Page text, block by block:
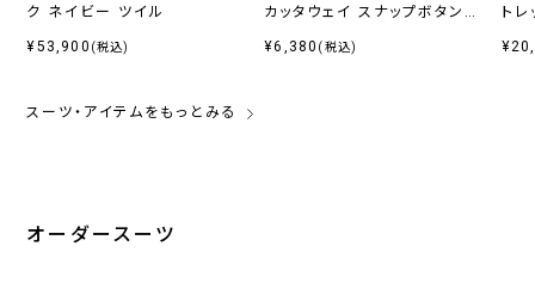
ク ネイビー ツイル
¥53,900 (税込)
カッタウェイ スナップボタン付
¥6,380 (税込)
ト
スーツ・アイテムをもっとみる
オーダースーツ